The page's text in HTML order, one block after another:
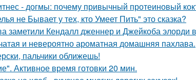
- догмы: почему привычный протеиновый
не Бывает у тех, кто Умеет Пить" это сказка?
заметили Кендалл дженнер и Джейкоба элорди
и невероятно ароматная домашняя пахлава.
пальчики оближешь!
Активное время готовки 20 мин.